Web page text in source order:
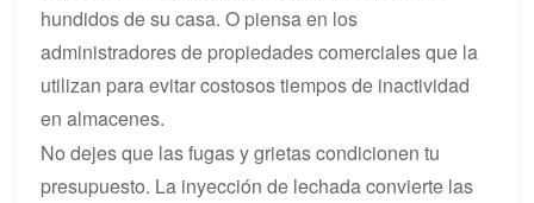
hundidos de su casa. O piensa en los
administradores de propiedades comerciales que la
utilizan para evitar costosos tiempos de inactividad
en almacenes.
No dejes que las fugas y grietas condicionen tu
presupuesto. La inyección de lechada convierte las